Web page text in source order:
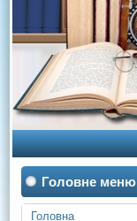
Головне меню
Головна